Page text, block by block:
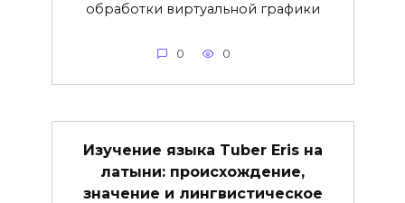
обработки виртуальной графики
0 0
Изучение языка Tuber Eris на
латыни: происхождение,
значение и лингвистическое